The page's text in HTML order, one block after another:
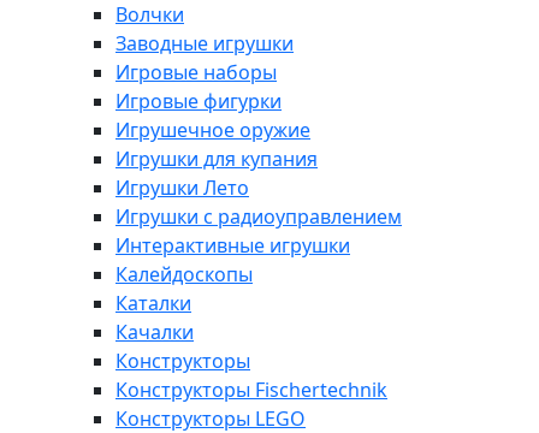
Волчки
Заводные игрушки
Игровые наборы
Игровые фигурки
Игрушечное оружие
Игрушки для купания
Игрушки Лето
Игрушки с радиоуправлением
Интерактивные игрушки
Калейдоскопы
Каталки
Качалки
Конструкторы
Конструкторы Fisсhertechnik
Конструкторы LEGO